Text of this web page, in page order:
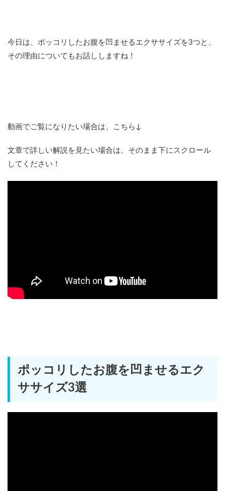
今日は、ポッコリしたお腹を凹ませるエクササイズを3つと、
その理由についてもお話ししますね！
動画でご覧になりたい場合は、こちら↓
文章で詳しい解説を見たい場合は、そのまま下にスクロール
してください！
ポッコリしたお腹を凹ませるエク
ササイズ3選